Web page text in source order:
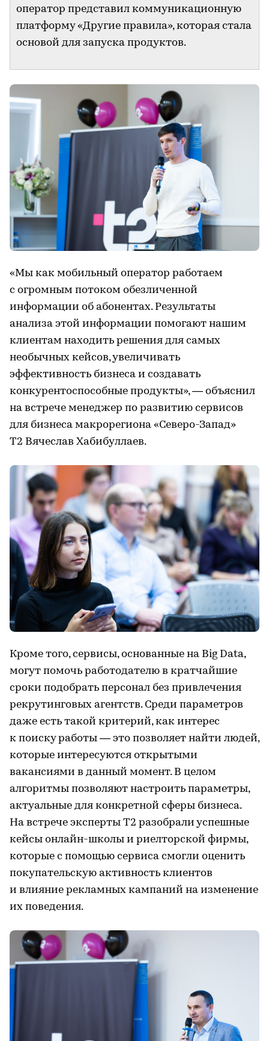
оператор представил коммуникационную
платформу «Другие правила», которая стала
основой для запуска продуктов.
«Мы как мобильный оператор работаем
с огромным потоком обезличенной
информации об абонентах. Результаты
анализа этой информации помогают нашим
клиентам находить решения для самых
необычных кейсов, увеличивать
эффективность бизнеса и создавать
конкурентоспособные продукты», — объяснил
на встрече менеджер по развитию сервисов
для бизнеса макрорегиона «Северо-Запад»
T2 Вячеслав Хабибуллаев.
Кроме того, сервисы, основанные на Big Data,
могут помочь работодателю в кратчайшие
сроки подобрать персонал без привлечения
рекрутинговых агентств. Среди параметров
даже есть такой критерий, как интерес
к поиску работы — это позволяет найти людей,
которые интересуются открытыми
вакансиями в данный момент. В целом
алгоритмы позволяют настроить параметры,
актуальные для конкретной сферы бизнеса.
На встрече эксперты T2 разобрали успешные
кейсы онлайн-школы и риелторской фирмы,
которые с помощью сервиса смогли оценить
покупательскую активность клиентов
и влияние рекламных кампаний на изменение
их поведения.